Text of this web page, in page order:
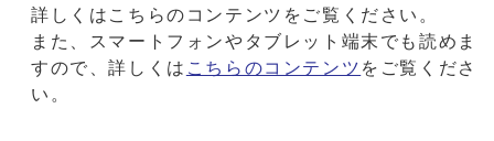
詳しくはこちらのコンテンツをご覧ください。
また、スマートフォンやタブレット端末でも読めま
すので、詳しくは こちらのコンテンツ をご覧くださ
い。